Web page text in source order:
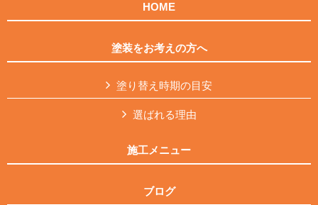
HOME
塗装をお考えの方へ
塗り替え時期の目安
選ばれる理由
施工メニュー
ブログ